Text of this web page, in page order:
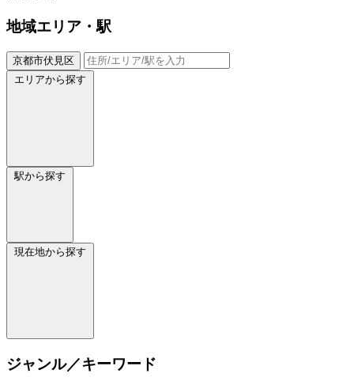
地域エリア・駅
京都市伏見区
エリアから探す
駅から探す
現在地から探す
ジャンル／キーワード